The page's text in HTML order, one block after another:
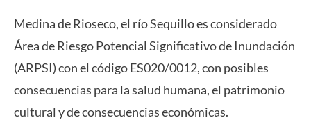
Medina de Rioseco, el río Sequillo es considerado
Área de Riesgo Potencial Significativo de Inundación
(ARPSI) con el código ES020/0012, con posibles
consecuencias para la salud humana, el patrimonio
cultural y de consecuencias económicas.